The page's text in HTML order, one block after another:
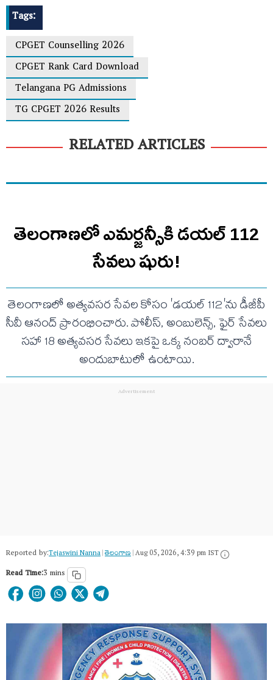
Tags:
CPGET Counselling 2026
CPGET Rank Card Download
Telangana PG Admissions
TG CPGET 2026 Results
RELATED ARTICLES
తెలంగాణలో ఎమర్జన్సీకి డయల్ 112
సేవలు షురు!
తెలంగాణలో అత్యవసర సేవల కోసం 'డయల్ 112'ను డీజీపీ
సీవీ ఆనంద్ ప్రారంభించారు. పోలీస్, అంబులెన్స్, ఫైర్ సేవలు
సహా 18 అత్యవసర సేవలు ఇకపై ఒక్క నంబర్ ద్వారానే
అందుబాటులో ఉంటాయి.
Reported by:Tejaswini Nanna|తెలంగాణ‌|Aug 05, 2026, 4:39 pm IST
Read Time:3 mins